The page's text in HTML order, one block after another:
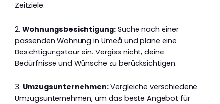
Zeitziele.
2. Wohnungsbesichtigung: Suche nach einer
passenden Wohnung in Umeå und plane eine
Besichtigungstour ein. Vergiss nicht, deine
Bedürfnisse und Wünsche zu berücksichtigen.
3. Umzugsunternehmen: Vergleiche verschiedene
Umzugsunternehmen, um das beste Angebot für